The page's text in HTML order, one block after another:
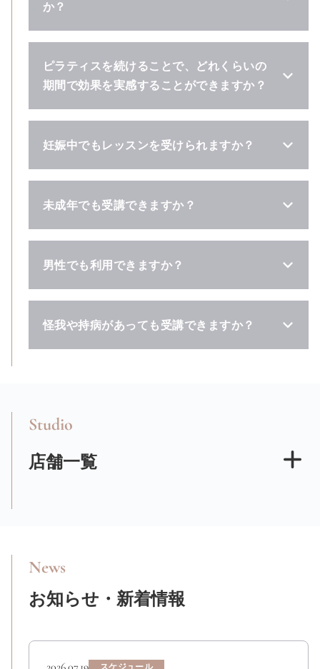
か？
ピラティスを続けることで、どれくらいの
期間で効果を実感することができますか？
妊娠中でもレッスンを受けられますか？
未成年でも受講できますか？
男性でも利用できますか？
怪我や持病があっても受講できますか？
Studio
店舗一覧
News
お知らせ・新着情報